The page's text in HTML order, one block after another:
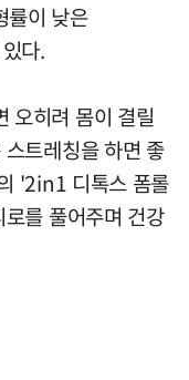
률이 낮은
다.
오히려 몸이 결릴
트레칭을 하면 좋
'2in1 디톡스 폼롤
를 풀어주며 건강